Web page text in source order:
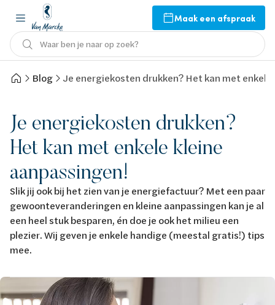
Maak een afspraak
Waar ben je naar op zoek?
Blog Je energiekosten drukken? Het kan met
Je energiekosten drukken?
Het kan met enkele kleine
aanpassingen!
Slik jij ook bij het zien van je energiefactuur? Met een paar
gewoonteveranderingen en kleine aanpassingen kan je al
een heel stuk besparen, én doe je ook het milieu een
plezier. Wij geven je enkele handige (meestal gratis!) tips
mee.
Afbeelding